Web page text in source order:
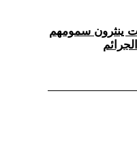
ينثرون سمومهم